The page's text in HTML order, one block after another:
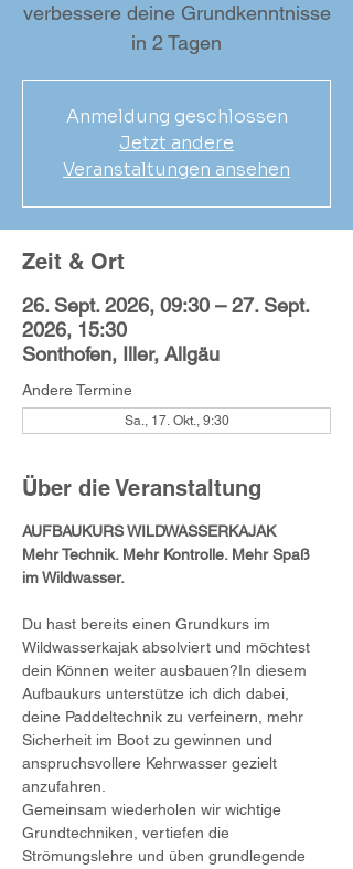
verbessere deine Grundkenntnisse
in 2 Tagen
Anmeldung geschlossen
Jetzt andere
Veranstaltungen ansehen
Zeit & Ort
26. Sept. 2026, 09:30 – 27. Sept.
2026, 15:30
Sonthofen, Iller, Allgäu
Andere Termine
Sa., 17. Okt., 9:30
Über die Veranstaltung
AUFBAUKURS WILDWASSERKAJAK
Mehr Technik. Mehr Kontrolle. Mehr Spaß
im Wildwasser.
Du hast bereits einen Grundkurs im
Wildwasserkajak absolviert und möchtest
dein Können weiter ausbauen?In diesem
Aufbaukurs unterstütze ich dich dabei,
deine Paddeltechnik zu verfeinern, mehr
Sicherheit im Boot zu gewinnen und
anspruchsvollere Kehrwasser gezielt
anzufahren.
Gemeinsam wiederholen wir wichtige
Grundtechniken, vertiefen die
Strömungslehre und üben grundlegende